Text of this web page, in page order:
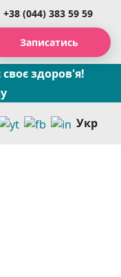
+38 (044) 383 59 59
Записатись
своє здоров'я!
Укр